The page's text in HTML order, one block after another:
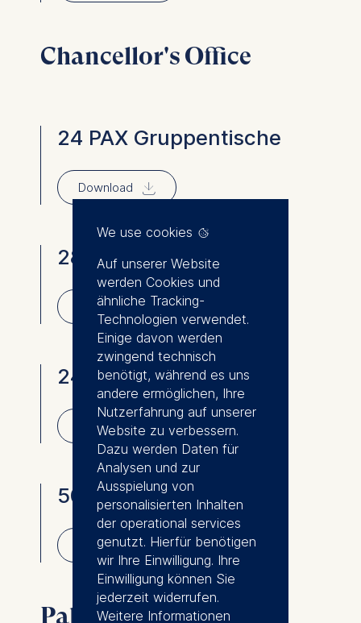
Chancellor's Office
24 PAX Gruppentische
Download ⇓
28 PAX Karree
Download ⇓
24 PAX U-Form
Download ⇓
50 PAX Theater
Download ⇓
Palace View
We use cookies
Auf unserer Website
werden Cookies und
ähnliche Tracking-
Technologien verwendet.
Einige davon werden
zwingend technisch
benötigt, während es uns
andere ermöglichen, Ihre
Nutzerfahrung auf unserer
Website zu verbessern.
Dazu werden Daten für
Analysen und zur
Ausspielung von
personalisierten Inhalten
der operational services
genutzt. Hierfür benötigen
wir Ihre Einwilligung. Ihre
Einwilligung können Sie
jederzeit widerrufen.
Weitere Informationen